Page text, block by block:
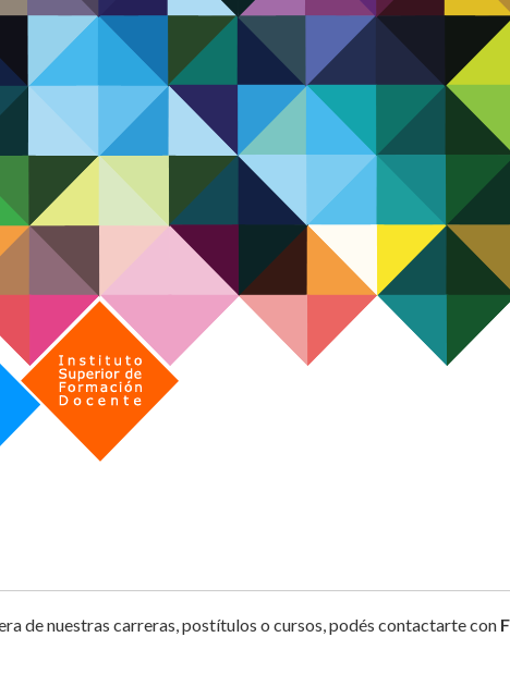
Instituto Superior de Formación Docente
de nuestras carreras, postítulos o cursos, podés contactarte con